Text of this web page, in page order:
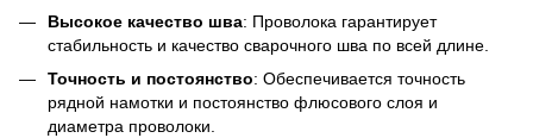
Высокое качество шва: Проволока гарантирует
стабильность и качество сварочного шва по всей длине.
Точность и постоянство: Обеспечивается точность
рядной намотки и постоянство флюсового слоя и
диаметра проволоки.